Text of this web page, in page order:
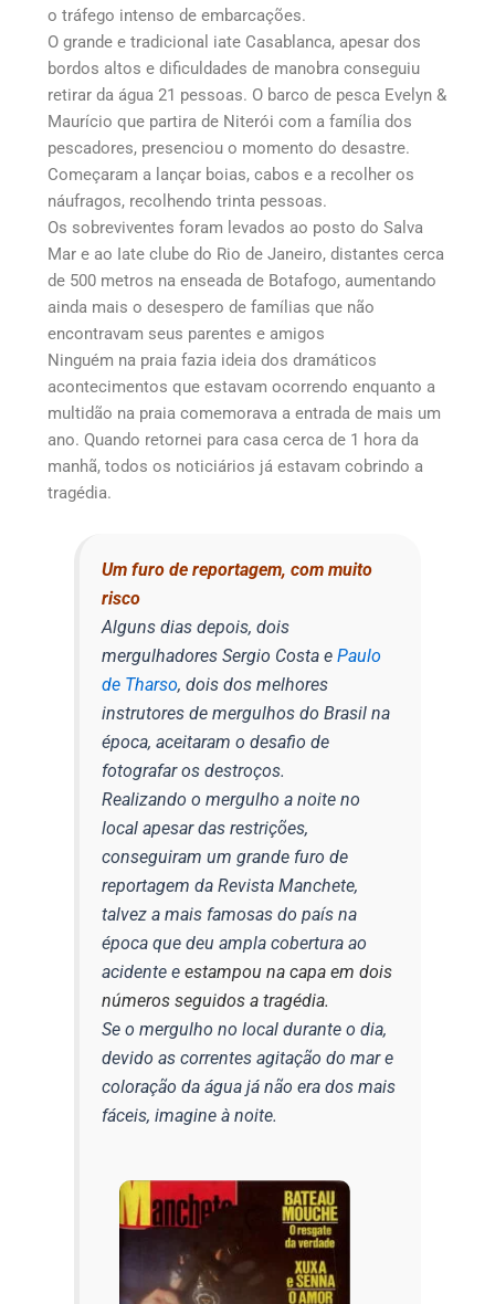
o tráfego intenso de embarcações.
O grande e tradicional iate Casablanca, apesar dos
bordos altos e dificuldades de manobra conseguiu
retirar da água 21 pessoas. O barco de pesca Evelyn &
Maurício que partira de Niterói com a família dos
pescadores, presenciou o momento do desastre.
Começaram a lançar boias, cabos e a recolher os
náufragos, recolhendo trinta pessoas.
Os sobreviventes foram levados ao posto do Salva
Mar e ao Iate clube do Rio de Janeiro, distantes cerca
de 500 metros na enseada de Botafogo, aumentando
ainda mais o desespero de famílias que não
encontravam seus parentes e amigos
Ninguém na praia fazia ideia dos dramáticos
acontecimentos que estavam ocorrendo enquanto a
multidão na praia comemorava a entrada de mais um
ano. Quando retornei para casa cerca de 1 hora da
manhã, todos os noticiários já estavam cobrindo a
tragédia.
Um furo de reportagem, com muito
risco
Alguns dias depois, dois
mergulhadores Sergio Costa e Paulo
de Tharso, dois dos melhores
instrutores de mergulhos do Brasil na
época, aceitaram o desafio de
fotografar os destroços.
Realizando o mergulho a noite no
local apesar das restrições,
conseguiram um grande furo de
reportagem da Revista Manchete,
talvez a mais famosas do país na
época que deu ampla cobertura ao
acidente e estampou na capa em dois
números seguidos a tragédia.
Se o mergulho no local durante o dia,
devido as correntes agitação do mar e
coloração da água já não era dos mais
fáceis, imagine à noite.